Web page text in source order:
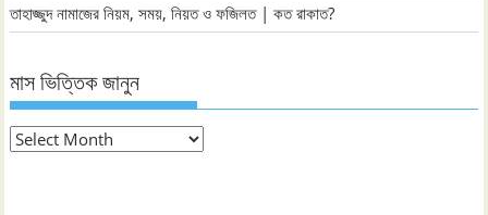
তাহাজ্জুদ নামাজের নিয়ম, সময়, নিয়ত ও ফজিলত | কত রাকাত?
মাস ভিত্তিক জানুন
মাস